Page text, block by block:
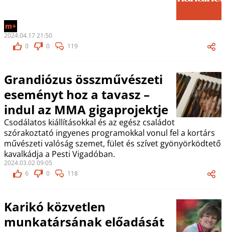
m+
2024.04.17 21:50
0
0 119
Grandiózus összművészeti
eseményt hoz a tavasz –
indul az MMA gigaprojektje
Csodálatos kiállításokkal és az egész családot
szórakoztató ingyenes programokkal vonul fel a kortárs
művészeti valóság szemet, fület és szívet gyönyörködtető
kavalkádja a Pesti Vigadóban.
2024.03.02 09:05
6
0 118
Karikó közvetlen
munkatársának előadását